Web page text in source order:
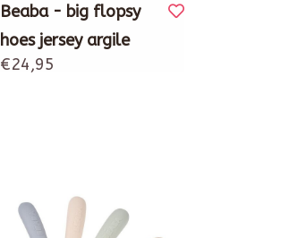
Beaba - big flopsy
hoes jersey argile
€24,95